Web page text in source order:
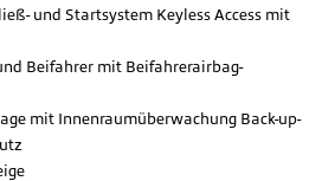
und Startsystem Keyless Access mit
Beifahrer mit Beifahrerairbag-
mit Innenraumüberwachung Back-up-